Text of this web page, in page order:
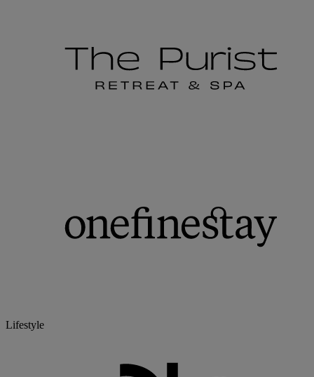
Lifestyle